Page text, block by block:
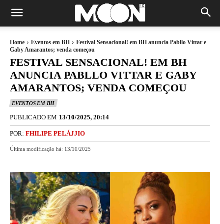
Home Eventos em BH
Festival Sensacional! em BH anuncia Pabllo Vittar e
Gaby Amarantos; venda começou
FESTIVAL SENSACIONAL! EM BH
ANUNCIA PABLLO VITTAR E GABY
AMARANTOS; VENDA COMEÇOU
EVENTOS EM BH
PUBLICADO EM 13/10/2025, 20:14
POR: FHILIPE PELÁJJIO
Última modificação há: 13/10/2025